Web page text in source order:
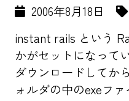
2006年8月18日
instant rails という
かがセットになって
ダウンロードしてか
ォルダの中のexeフ